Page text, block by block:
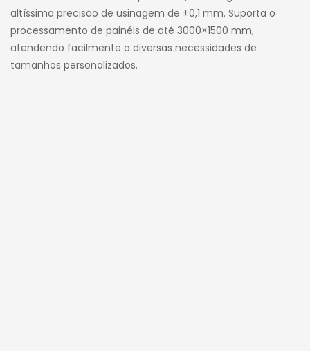
altíssima precisão de usinagem de ±0,1 mm. Suporta o
processamento de painéis de até 3000×1500 mm,
atendendo facilmente a diversas necessidades de
tamanhos personalizados.